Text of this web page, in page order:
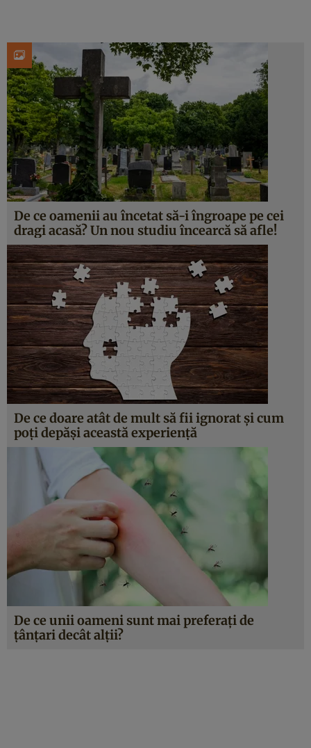
De ce oamenii au încetat să-i îngroape pe cei
dragi acasă? Un nou studiu încearcă să afle!
De ce doare atât de mult să fii ignorat și cum
poți depăși această experiență
De ce unii oameni sunt mai preferați de
țânțari decât alții?